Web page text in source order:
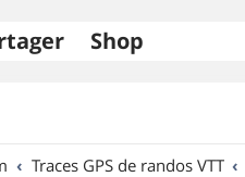
Shop
Traces GPS de randos VTT